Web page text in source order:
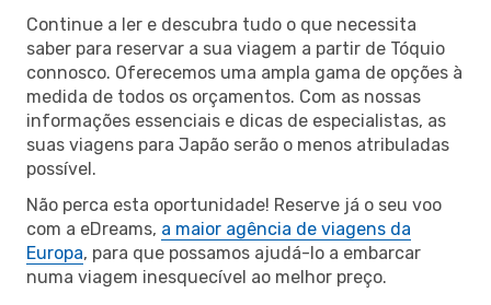
Continue a ler e descubra tudo o que necessita
saber para reservar a sua viagem a partir de Tóquio
connosco. Oferecemos uma ampla gama de opções à
medida de todos os orçamentos. Com as nossas
informações essenciais e dicas de especialistas, as
suas viagens para Japão serão o menos atribuladas
possível.
Não perca esta oportunidade! Reserve já o seu voo
com a eDreams, a maior agência de viagens da
Europa, para que possamos ajudá-lo a embarcar
numa viagem inesquecível ao melhor preço.